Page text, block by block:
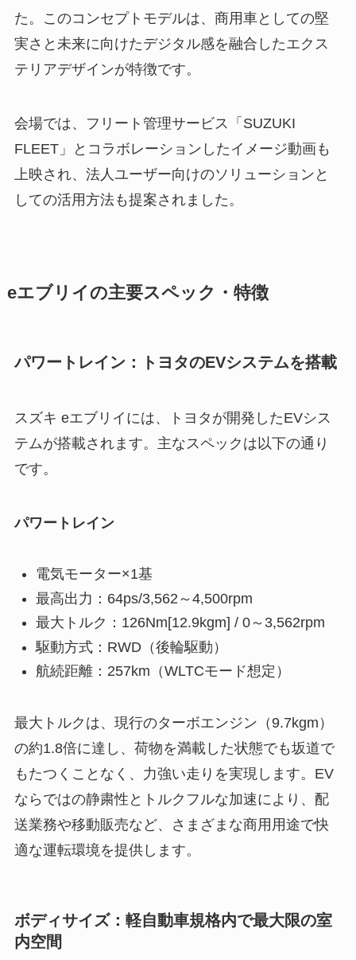
た。このコンセプトモデルは、商用車としての堅
実さと未来に向けたデジタル感を融合したエクス
テリアデザインが特徴です。
会場では、フリート管理サービス「SUZUKI
FLEET」とコラボレーションしたイメージ動画も
上映され、法人ユーザー向けのソリューションと
しての活用方法も提案されました。
eエブリイの主要スペック・特徴
パワートレイン：トヨタのEVシステムを搭載
スズキ eエブリイには、トヨタが開発したEVシス
テムが搭載されます。主なスペックは以下の通り
です。
パワートレイン
電気モーター×1基
最高出力：64ps/3,562～4,500rpm
最大トルク：126Nm[12.9kgm] / 0～3,562rpm
駆動方式：RWD（後輪駆動）
航続距離：257km（WLTCモード想定）
最大トルクは、現行のターボエンジン（9.7kgm）
の約1.8倍に達し、荷物を満載した状態でも坂道で
もたつくことなく、力強い走りを実現します。EV
ならではの静粛性とトルクフルな加速により、配
送業務や移動販売など、さまざまな商用用途で快
適な運転環境を提供します。
ボディサイズ：軽自動車規格内で最大限の室
内空間